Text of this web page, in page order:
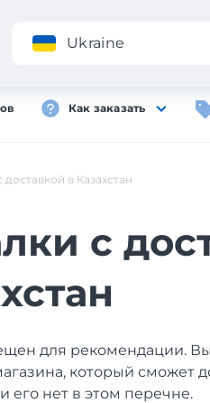
Как заказать
Ukraine
в Казахстан
с
для рекомендации.
который сможет
его нет в этом перечне.